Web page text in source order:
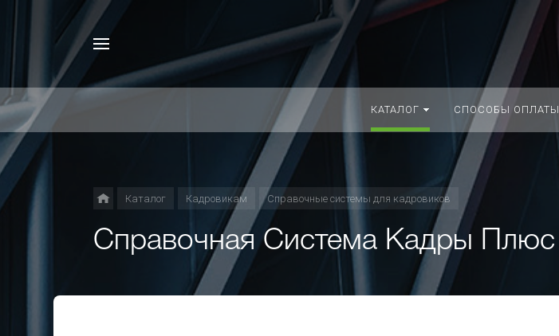
КАТАЛОГ СПОСОБЫ ОПЛАТЫ
Каталог Кадровикам Справочные системы для кадровиков
Справочная Система Кадры Плюс